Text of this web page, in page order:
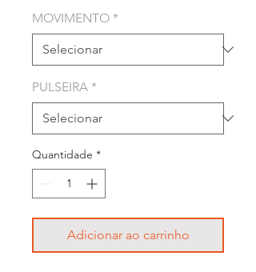
MOVIMENTO *
PULSEIRA *
Quantidade *
Adicionar ao carrinho